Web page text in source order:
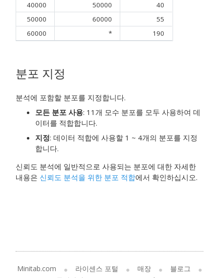
40000
50000
40
50000
60000
55
60000
* 190
분포 지정
분석에 포함할 분포를 지정합니다.
모든 분포 사용: 11개 모수 분포를 모두 사용하여 데
이터를 적합합니다.
지정: 데이터 적합에 사용할 1 ~ 4개의 분포를 지정
합니다.
신뢰도 분석에 일반적으로 사용되는 분포에 대한 자세한
내용은 신뢰도 분석을 위한 분포 적합에서 확인하십시오.
Minitab.com 라이센스 포털 매장
블로그